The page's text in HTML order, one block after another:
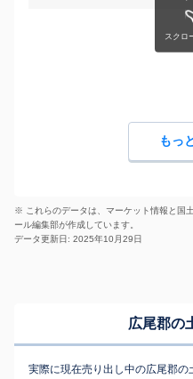
もっ
※ これらのデータは、マーケット情報と国
ール編集部が作成しています。
データ更新日: 2025年10月29日
広尾郡の
実際に現在売り出し中の広尾郡の